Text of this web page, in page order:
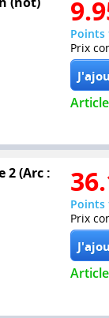
Points
Prix
2 (Arc :
Points
Prix